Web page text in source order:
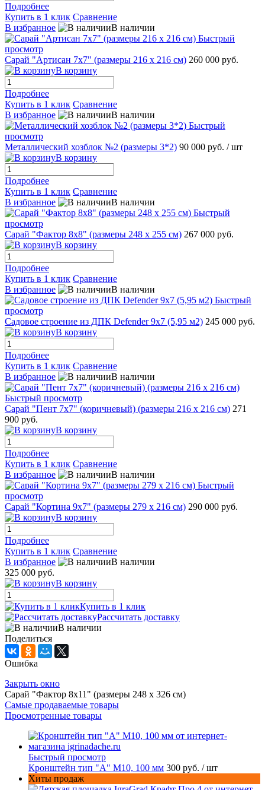
Подробнее
Купить в 1 клик Сравнение
В избранное
В наличии
Быстрый
просмотр
Сарай "Артисан 7х7" (размеры 216 х 216 см) 260 000 руб.
В корзину
Подробнее
Купить в 1 клик Сравнение
В избранное
В наличии
Быстрый
просмотр
Металлический хозблок №2 (размеры 3*2) 90 000 руб. / шт
В корзину
Подробнее
Купить в 1 клик Сравнение
В избранное
В наличии
Быстрый
просмотр
Сарай "Фактор 8х8" (размеры 248 х 255 см) 267 000 руб.
В корзину
Подробнее
Купить в 1 клик Сравнение
В избранное
В наличии
Быстрый
просмотр
Садовое строение из ДПК Defender 9х7 (5,95 м2) 245 000 руб.
В корзину
Подробнее
Купить в 1 клик Сравнение
В избранное
В наличии
Быстрый просмотр
Сарай "Пент 7х7" (коричневый) (размеры 216 х 216 см) 271
900 руб.
В корзину
Подробнее
Купить в 1 клик Сравнение
В избранное
В наличии
Быстрый
просмотр
Сарай "Кортина 9х7" (размеры 279 х 216 см) 290 000 руб.
В корзину
Подробнее
Купить в 1 клик Сравнение
В избранное
В наличии
325 000 руб.
В корзину
Купить в 1 клик
Рассчитать доставку
В наличии
Поделиться
Ошибка
Закрыть окно
Сарай "Фактор 8x11" (размеры 248 х 326 см)
Самые продаваемые товары
Просмотренные товары
Быстрый просмотр
Кронштейн тип "A" M10, 100 мм 300 руб. / шт
Хиты продаж